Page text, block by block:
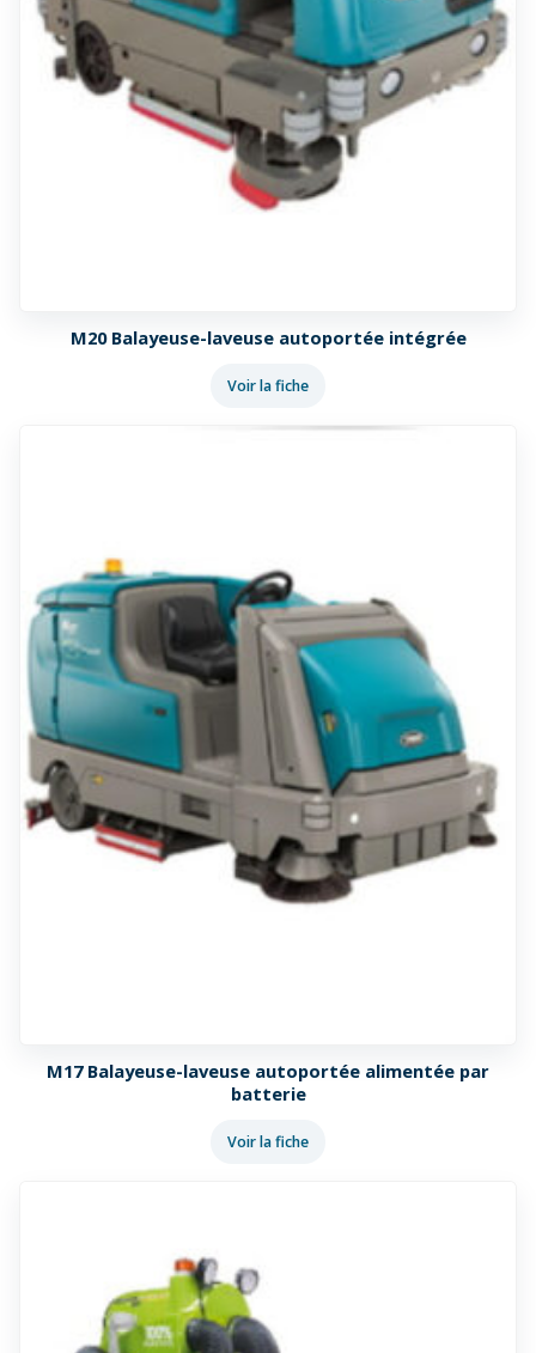
M20 Balayeuse-laveuse autoportée intégrée
Voir la fiche
M17 Balayeuse-laveuse autoportée alimentée par
batterie
Voir la fiche